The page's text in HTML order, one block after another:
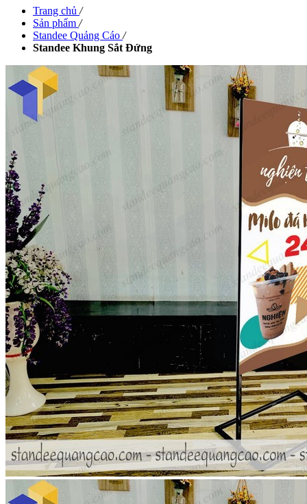
Trang chủ /
Sản phẩm /
Standee Quảng Cáo /
Standee Khung Sắt Đứng